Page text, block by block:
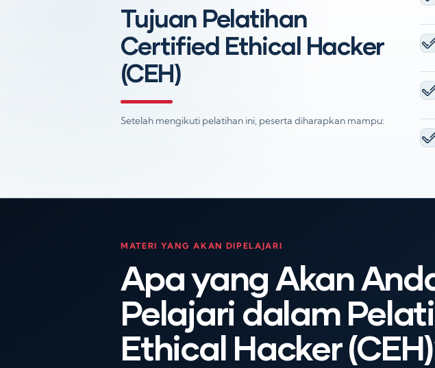
Tujuan Pelatihan
Certified Ethical Hacker
(CEH)
Setelah mengikuti pelatihan ini, peserta diharapkan mampu:
MATERI YANG AKAN DIPELAJARI
Apa yang Akan
Pelajari dalam
Ethical Hacker